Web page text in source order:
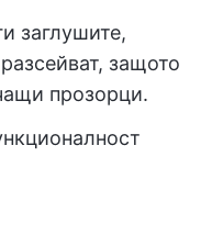
заглушите,
защото
прозорци.